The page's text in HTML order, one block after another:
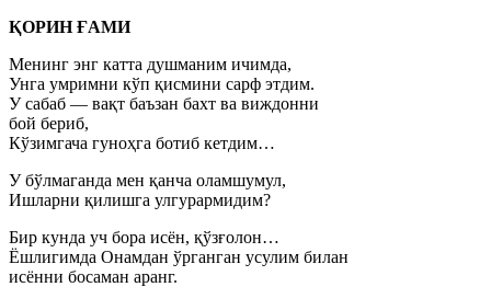
ҚОРИН ҒАМИ
Менинг энг катта душманим ичимда,
Унга умримни кўп қисмини сарф этдим.
У сабаб — вақт баъзан бахт ва виждонни
бой бериб,
Кўзимгача гуноҳга ботиб кетдим…
У бўлмаганда мен қанча оламшумул,
Ишларни қилишга улгурармидим?
Бир кунда уч бора исён, қўзғолон…
Ёшлигимда Онамдан ўрганган усулим билан
исённи босаман аранг.